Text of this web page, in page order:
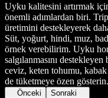
Uyku kalitesini artırmak
önemli adımlardan biri.
üretimini destekleyerek
Süt, yoğurt, hindi, muz,
örnek verebilirim. Uyku
salgılanmasını
ceviz, keten tohumu,
de tüketmeye özen gösterin.
Önceki Sonraki